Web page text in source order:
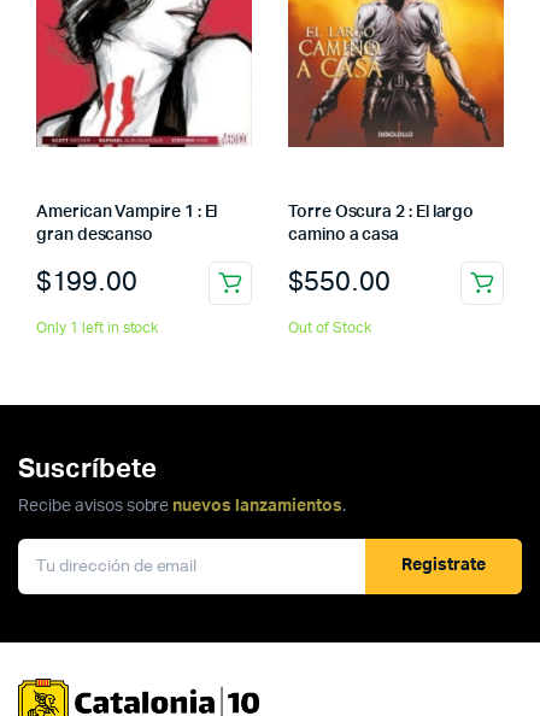
American Vampire 1 : El
gran descanso
$199.00
Only 1 left in stock
Torre Oscura 2 : El largo
camino a casa
$550.00
Out of Stock
Suscríbete
Recibe avisos sobre nuevos lanzamientos.
Registrate